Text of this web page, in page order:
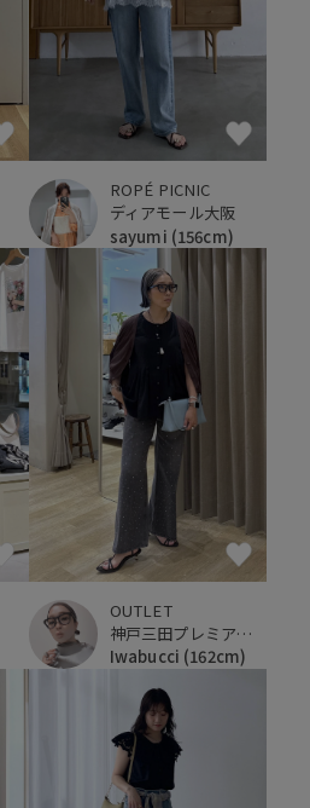
ROPÉ PICNIC
ディアモール大阪
sayumi (156cm)
OUTLET
神戸三田プレミアム・アウトレット
Iwabucci (162cm)